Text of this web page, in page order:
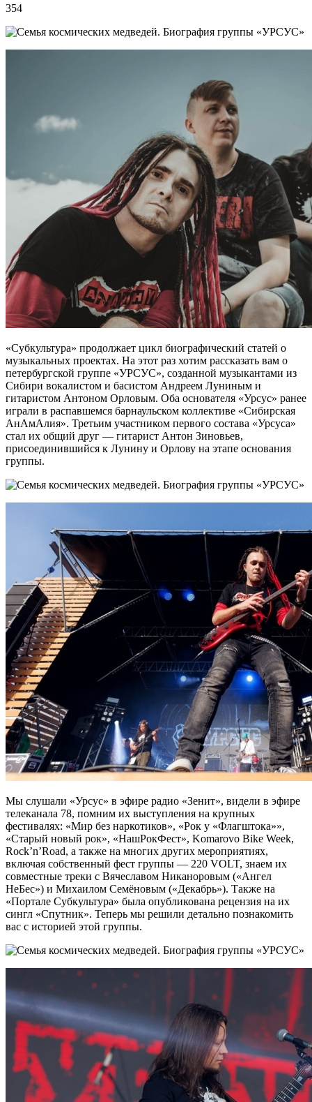
354
«Субкультура» продолжает цикл биографический статей о
музыкальных проектах. На этот раз хотим рассказать вам о
петербургской группе «УРСУС», созданной музыкантами из
Сибири вокалистом и басистом Андреем Луниным и
гитаристом Антоном Орловым. Оба основателя «Урсус» ранее
играли в распавшемся барнаульском коллективе «Сибирская
АнАмАлия». Третьим участником первого состава «Урсуса»
стал их общий друг — гитарист Антон Зиновьев,
присоединившийся к Лунину и Орлову на этапе основания
группы.
Мы слушали «Урсус» в эфире радио «Зенит», видели в эфире
телеканала 78, помним их выступления на крупных
фестивалях: «Мир без наркотиков», «Рок у «Флагштока»»,
«Старый новый рок», «НашРокФест», Komarovo Bike Week,
Rock’n’Road, а также на многих других мероприятиях,
включая собственный фест группы — 220 VOLT, знаем их
совместные треки с Вячеславом Никаноровым («Ангел
НеБес») и Михаилом Семёновым («Декабрь»). Также на
«Портале Субкультура» была опубликована рецензия на их
сингл «Спутник». Теперь мы решили детально познакомить
вас с историей этой группы.